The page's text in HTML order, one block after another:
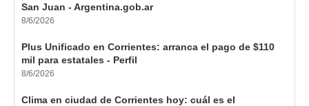
San Juan - Argentina.gob.ar
8/6/2026
Plus Unificado en Corrientes: arranca el pago de $110
mil para estatales - Perfil
8/6/2026
Clima en ciudad de Corrientes hoy: cuál es el